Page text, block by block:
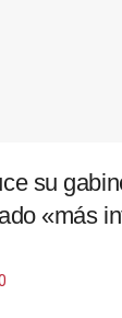
su
«más